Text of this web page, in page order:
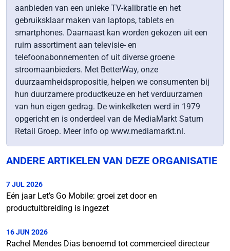
aanbieden van een unieke TV-kalibratie en het
gebruiksklaar maken van laptops, tablets en
smartphones. Daarnaast kan worden gekozen uit een
ruim assortiment aan televisie- en
telefoonabonnementen of uit diverse groene
stroomaanbieders. Met BetterWay, onze
duurzaamheidspropositie, helpen we consumenten bij
hun duurzamere productkeuze en het verduurzamen
van hun eigen gedrag. De winkelketen werd in 1979
opgericht en is onderdeel van de MediaMarkt Saturn
Retail Groep. Meer info op www.mediamarkt.nl.
ANDERE ARTIKELEN VAN DEZE ORGANISATIE
7 JUL 2026
Eén jaar Let’s Go Mobile: groei zet door en
productuitbreiding is ingezet
16 JUN 2026
Rachel Mendes Dias benoemd tot commercieel directeur